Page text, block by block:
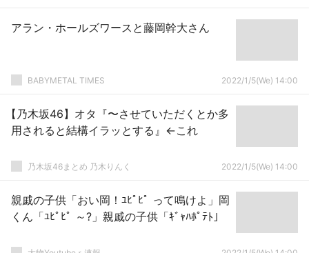
アラン・ホールズワースと藤岡幹大さん
BABYMETAL TIMES 2022/1/5(We) 14:00
【乃木坂46】オタ『〜させていただくとか多
用されると結構イラッとする』←これ
乃木坂46まとめ 乃木りんく 2022/1/5(We) 14:00
親戚の子供「おい岡！ﾕﾋﾟﾋﾟ って鳴けよ」岡
くん「ﾕﾋﾟﾋﾟ ～?」親戚の子供「ｷﾞｬﾊﾎﾟﾃﾄ」